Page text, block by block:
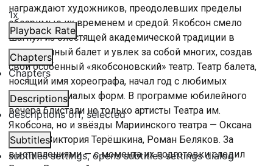
1x
Playback Rate
Chapters
Chapters
Descriptions
descriptions off, selected
Subtitles
subtitles settings, opens subtitles settings dialog
награждают художников, преодолевших пределы
обозримые их временем и средой. Якобсон смело
шагнул из блестящей академической традиции в
современный балет и увлек за собой многих, создав
свой особенный «якобсоновский» театр. Театр балета,
носящий имя хореографа, начал год с любимых
мастером — малых форм. В программе юбилейного
вечера блистали не только артисты Театра им.
Якобсона, но и звёзды Мариинского театра — Оксана
Скорик, Виктория Терёшкина, Роман Беляков. За
выступлениями — с момента их подготовки следил